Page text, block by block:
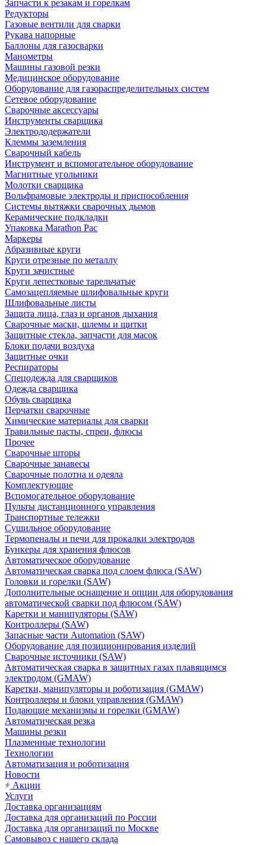
Запчасти к резакам и горелкам
Редукторы
Газовые вентили для сварки
Рукава напорные
Баллоны для газосварки
Манометры
Машины газовой резки
Медицинское оборудование
Оборудование для газораспределительных систем
Сетевое оборудование
Сварочные аксессуары
Инструменты сварщика
Электрододержатели
Клеммы заземления
Сварочный кабель
Инструмент и вспомогательное оборудование
Магнитные угольники
Молотки сварщика
Вольфрамовые электроды и приспособления
Системы вытяжки сварочных дымов
Керамические подкладки
Упаковка Marathon Pac
Маркеры
Абразивные круги
Круги отрезные по металлу
Круги зачистные
Круги лепестковые тарельчатые
Самозацепляемые шлифовальные круги
Шлифовальные листы
Защита лица, глаз и органов дыхания
Сварочные маски, шлемы и щитки
Защитные стекла, запчасти для масок
Блоки подачи воздуха
Защитные очки
Респираторы
Спецодежда для сварщиков
Одежда сварщика
Обувь сварщика
Перчатки сварочные
Химические материалы для сварки
Травильные пасты, спреи, флюсы
Прочее
Сварочные шторы
Сварочные занавесы
Сварочные полотна и одеяла
Комплектующие
Вспомогательное оборудование
Пульты дистанционного управления
Транспортные тележки
Сушильное оборудование
Термопеналы и печи для прокалки электродов
Бункеры для хранения флюсов
Автоматическое оборудование
Автоматическая сварка под слоем флюса (SAW)
Головки и горелки (SAW)
Дополнительные оснащение и опции для оборудования
автоматической сварки под флюсом (SAW)
Каретки и манипуляторы (SAW)
Контроллеры (SAW)
Запасные части Automation (SAW)
Оборудование для позиционирования изделий
Сварочные источники (SAW)
Автоматическая сварка в защитных газах плавящимся
электродом (GMAW)
Каретки, манипуляторы и роботизация (GMAW)
Контроллеры и блоки управления (GMAW)
Подающие механизмы и горелки (GMAW)
Автоматическая резка
Машины резки
Плазменные технологии
Технологии
Автоматизация и роботизация
Новости
Акции
Услуги
Доставка организациям
Доставка для организаций по России
Доставка для организаций по Москве
Самовывоз с нашего склада